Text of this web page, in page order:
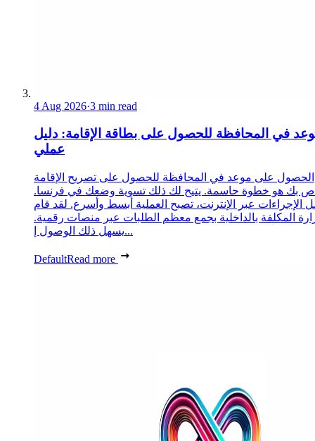
4 Aug 2026·3 min read
في المحافظة للحصول على بطاقة الإقامة: دليل
عملي
الحصول على موعد في المحافظة للحصول على تصريح الإقامة
بك هو خطوة حاسمة. يتيح لك ذلك تسوية وضعك في فرنسا.
الإجراءات عبر الإنترنت، تصبح العملية أبسط وأسرع. لقد قام
المكلفة بالداخلية بجمع معظم الطلبات عبر منصات رقمية.
يسهل ذلك الوصول إ...
DefaultRead more